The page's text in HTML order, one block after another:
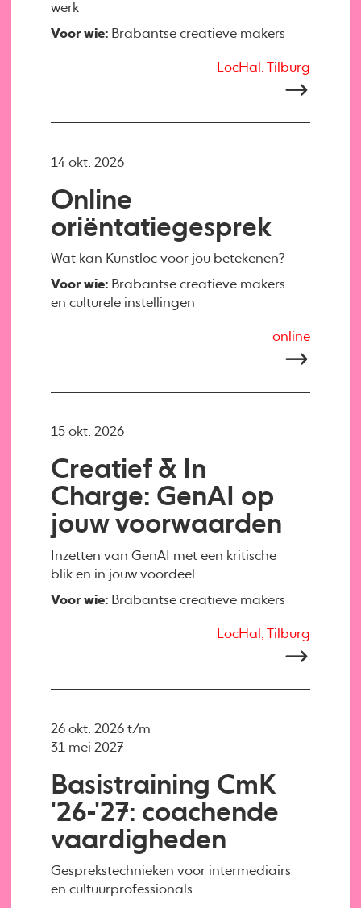
werk
Voor wie: Brabantse creatieve makers
LocHal, Tilburg
Online
oriëntatiegesprek
Wat kan Kunstloc voor jou betekenen?
Voor wie: Brabantse creatieve makers
en culturele instellingen
14 okt. 2026
online
Creatief & In
Charge: GenAI op
jouw voorwaarden
Inzetten van GenAI met een kritische
blik en in jouw voordeel
Voor wie: Brabantse creatieve makers
15 okt. 2026
LocHal, Tilburg
Basistraining CmK
'26-'27: coachende
vaardigheden
Gesprekstechnieken voor intermediairs
en cultuurprofessionals
26 okt. 2026 t/m
31 mei 2027